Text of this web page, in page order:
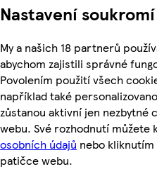
Nastavení
My a našich 18 partnerů
abychom zajistili správné
Povolením použití všech
například také
zůstanou aktivní jen
webu. Své rozhodnutí můžete
osobních údajů nebo kliknutím
patičce webu.